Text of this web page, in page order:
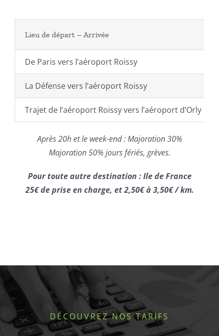
Lieu de départ – Arrivée
De Paris vers l’aéroport Roissy
La Défense vers l’aéroport Roissy
Trajet de l’aéroport Roissy vers l’aéroport d’Orly
Après 20h et le week-end : Majoration 30%
Majoration 50% jours fériés, grèves.
Pour toute autre destination : Ile deFrance
25€ de prise en charge, et 2,50€ à 3,50€/ km.
DÉCOUVREZ NOS TARIFS